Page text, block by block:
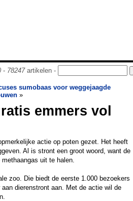
- 78247artikelen -
sumobaas voor weggejaagde
»
emmers vol
actie op poten gezet. Het heeft
Al is stront een groot woord, want de
uit te halen.
zoo. Die biedt de eerste 1.000 bezoekers
dierenstront aan. Met de actie wil de